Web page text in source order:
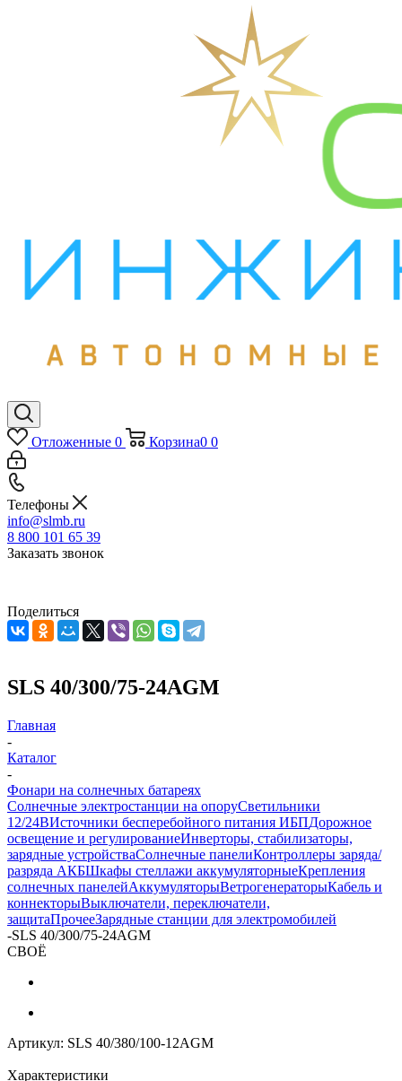
Отложенные 0 Корзина0 0
Телефоны
info@slmb.ru
8 800 101 65 39
Заказать звонок
Поделиться
SLS 40/300/75-24AGM
Главная
-
Каталог
-
Фонари на солнечных батареях
Солнечные электростанции на опоруСветильники
12/24ВИсточники бесперебойного питания ИБПДорожное
освещение и регулированиеИнверторы, стабилизаторы,
зарядные устройстваСолнечные панелиКонтроллеры заряда/
разряда АКБШкафы стеллажи аккумуляторныеКрепления
солнечных панелейАккумуляторыВетрогенераторыКабель и
коннекторыВыключатели, переключатели,
защитаПрочееЗарядные станции для электромобилей
-SLS 40/300/75-24AGM
СВОЁ
Артикул: SLS 40/380/100-12AGM
Характеристики